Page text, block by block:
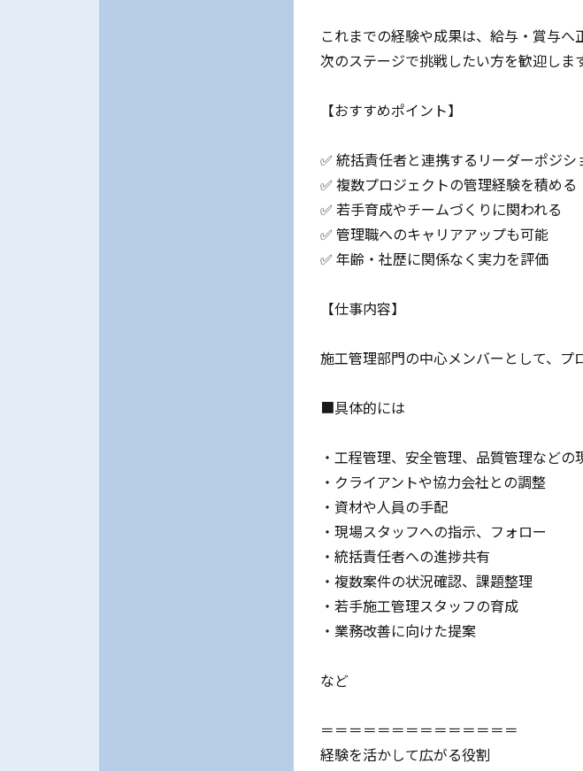
これまでの経験や成果は、給与・賞与へ
次のステージで挑戦したい方を歓迎します
【おすすめポイント】
✅ 統括責任者と連携するリーダーポジシ
✅ 複数プロジェクトの管理経験を積める
✅ 若手育成やチームづくりに関われる
✅ 管理職へのキャリアアップも可能
✅ 年齢・社歴に関係なく実力を評価
【仕事内容】
施工管理部門の中心メンバーとして、プ
■具体的には
・工程管理、安全管理、品質管理などの
・クライアントや協力会社との調整
・資材や人員の手配
・現場スタッフへの指示、フォロー
・統括責任者への進捗共有
・複数案件の状況確認、課題整理
・若手施工管理スタッフの育成
・業務改善に向けた提案
など
＝＝＝＝＝＝＝＝＝＝＝＝＝＝
経験を活かして広がる役割